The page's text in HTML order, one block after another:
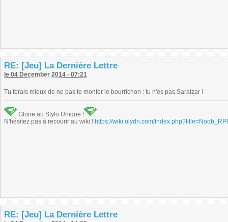
RE: [Jeu] La Dernière Lettre
le 04 December 2014 - 07:21
Tu ferais mieux de ne pas te monter le bourrichon : tu n'es pas Saralzar !
Gloire au Stylo Unique !
N'hésitez pas à recourir au wiki ! https://wiki.olydri.com/
RE: [Jeu] La Dernière Lettre